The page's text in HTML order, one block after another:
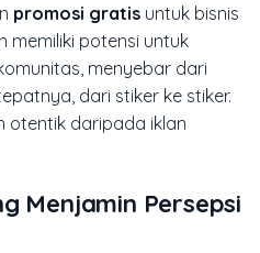
promosi gratis untuk bisnis
memiliki potensi untuk
menyebar dari
dari stiker ke stiker.
otentik daripada iklan
Menjamin Persepsi